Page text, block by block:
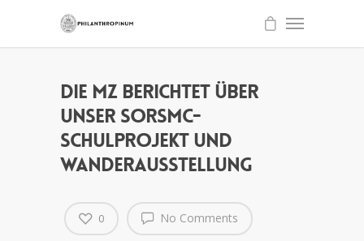
Die MZ berichtet über
unser SoRSmC-
Schulprojekt und
Wanderausstellung
No Comments
0